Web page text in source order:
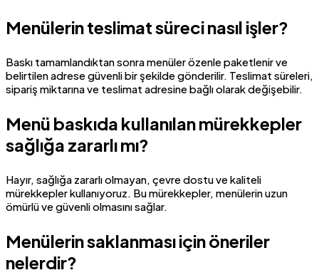
Menülerin teslimat süreci nasıl işler?
Baskı tamamlandıktan sonra menüler özenle paketlenir ve
belirtilen adrese güvenli bir şekilde gönderilir. Teslimat süreleri,
sipariş miktarına ve teslimat adresine bağlı olarak değişebilir.
Menü baskıda kullanılan mürekkepler
sağlığa zararlı mı?
Hayır, sağlığa zararlı olmayan, çevre dostu ve kaliteli
mürekkepler kullanıyoruz. Bu mürekkepler, menülerin uzun
ömürlü ve güvenli olmasını sağlar.
Menülerin saklanması için öneriler
nelerdir?